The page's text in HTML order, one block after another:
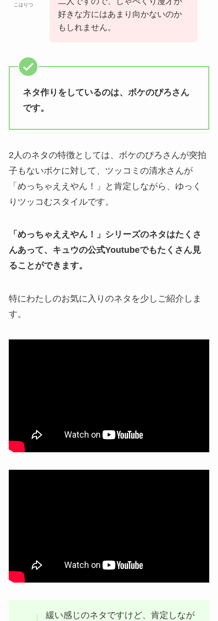
こはりつ
好きな方にはあまり向かないのか
もしれません。
ネタ作りをしているのは、ボケのぴろさん
です。
2人のネタの特徴としては、ボケのぴろさんが突拍
子もないボケに対して、ツッコミの清水さんが
「めっちゃええやん！」と肯定しながら、ゆっく
りツッコむスタイルです。
「めっちゃええやん！」シリーズのネタはたくさ
んあって、キュウの公式Youtubeでもたくさん見
ることができます。
特にわたしのお気に入りのネタを少しご紹介しま
す。
緩い感じのネタですけど、肯定しなが